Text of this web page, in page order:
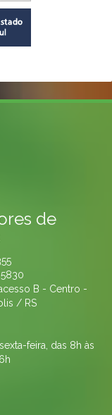
de
B - Centro -
/ RS
feira, das 8h às